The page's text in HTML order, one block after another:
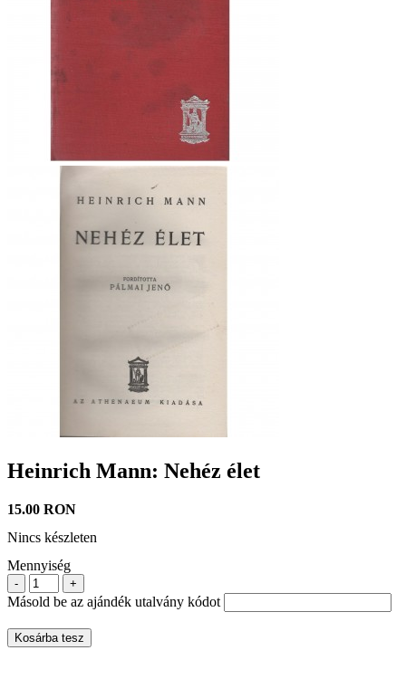
Heinrich Mann: Nehéz élet
15.00 RON
Nincs készleten
Mennyiség
- +
Másold be az ajándék utalvány kódot
Kosárba tesz